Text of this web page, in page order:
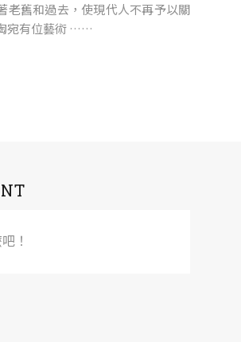
老舊和過去，使現代人不再予以關
宛有位藝術 ……
！